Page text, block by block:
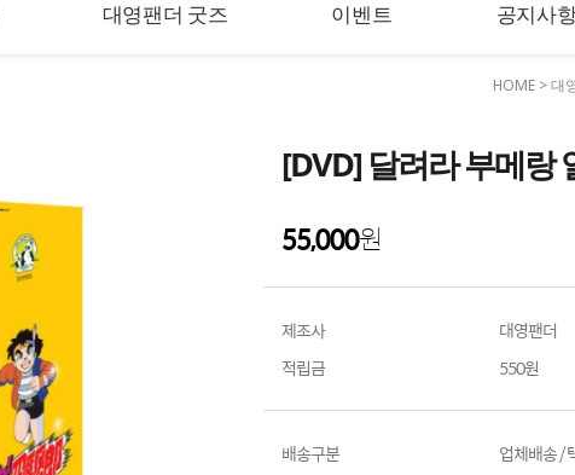
대영팬더 굿즈 이벤트 공지사
HOME >대
[DVD] 달려라 부메랑
55,000원
제조사
대영팬더
적립금
550원
배송구분
업체배송 /